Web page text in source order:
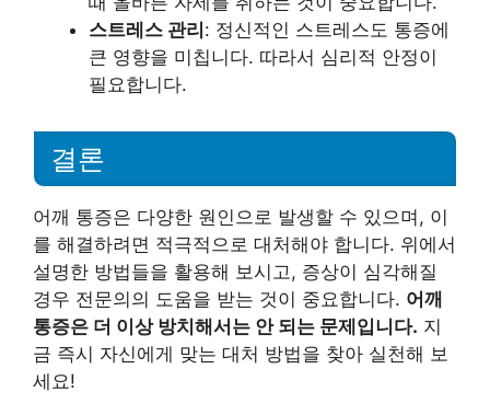
스트레스 관리: 정신적인 스트레스도 통증에
큰 영향을 미칩니다. 따라서 심리적 안정이
필요합니다.
결론
어깨 통증은 다양한 원인으로 발생할 수 있으며, 이
를 해결하려면 적극적으로 대처해야 합니다. 위에서
설명한 방법들을 활용해 보시고, 증상이 심각해질
경우 전문의의 도움을 받는 것이 중요합니다. 어깨
통증은 더 이상 방치해서는 안 되는 문제입니다. 지
금 즉시 자신에게 맞는 대처 방법을 찾아 실천해 보
세요!